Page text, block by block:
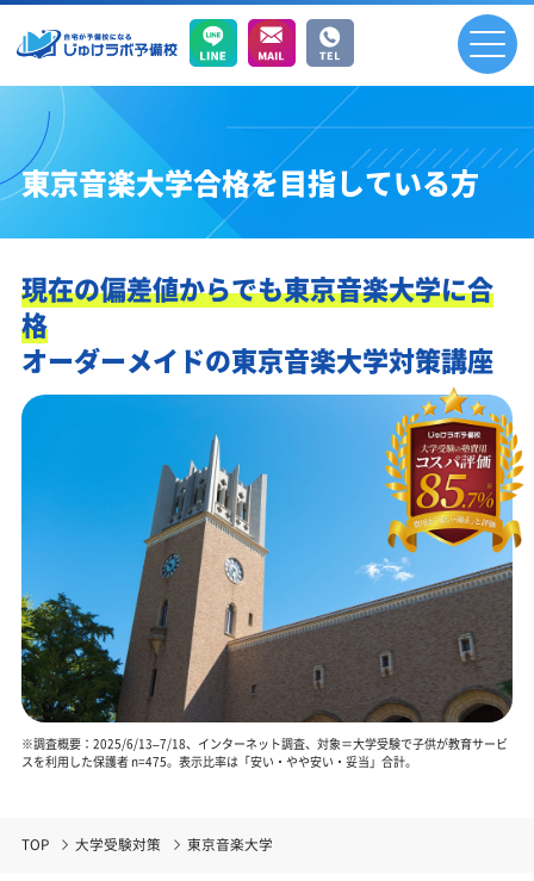
東京音楽大学合格を目指している方
現在の偏差値からでも東京音楽大学に合
格
オーダーメイドの東京音楽大学対策講座
※調査概要：2025/6/13–7/18、インターネット調査、対象＝大学受験で子供が教育サービ
スを利用した保護者 n=475。表示比率は「安い・やや安い・妥当」合計。
TOP 大学受験対策 東京音楽大学